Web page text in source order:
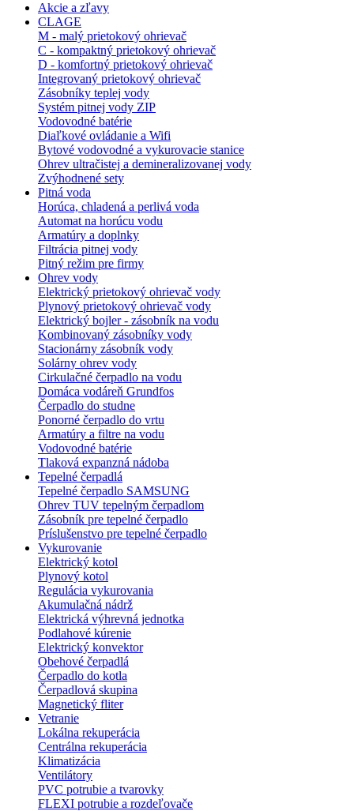
Akcie a zľavy
CLAGE
M - malý prietokový ohrievač
C - kompaktný prietokový ohrievač
D - komfortný prietokový ohrievač
Integrovaný prietokový ohrievač
Zásobníky teplej vody
Systém pitnej vody ZIP
Vodovodné batérie
Diaľkové ovládanie a Wifi
Bytové vodovodné a vykurovacie stanice
Ohrev ultračistej a demineralizovanej vody
Zvýhodnené sety
Pitná voda
Horúca, chladená a perlivá voda
Automat na horúcu vodu
Armatúry a doplnky
Filtrácia pitnej vody
Pitný režim pre firmy
Ohrev vody
Elektrický prietokový ohrievač vody
Plynový prietokový ohrievač vody
Elektrický bojler - zásobník na vodu
Kombinovaný zásobníky vody
Stacionárny zásobník vody
Solárny ohrev vody
Cirkulačné čerpadlo na vodu
Domáca vodáreň Grundfos
Čerpadlo do studne
Ponorné čerpadlo do vrtu
Armatúry a filtre na vodu
Vodovodné batérie
Tlaková expanzná nádoba
Tepelné čerpadlá
Tepelné čerpadlo SAMSUNG
Ohrev TUV tepelným čerpadlom
Zásobník pre tepelné čerpadlo
Príslušenstvo pre tepelné čerpadlo
Vykurovanie
Elektrický kotol
Plynový kotol
Regulácia vykurovania
Akumulačná nádrž
Elektrická výhrevná jednotka
Podlahové kúrenie
Elektrický konvektor
Obehové čerpadlá
Čerpadlo do kotla
Čerpadlová skupina
Magnetický fliter
Vetranie
Lokálna rekuperácia
Centrálna rekuperácia
Klimatizácia
Ventilátory
PVC potrubie a tvarovky
FLEXI potrubie a rozdeľovače